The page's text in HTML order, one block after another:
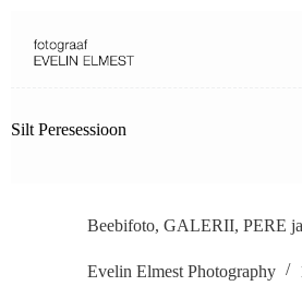
content
Silt Peresessioon
Beebifoto, GALERII, PERE
Evelin Elmest Photography